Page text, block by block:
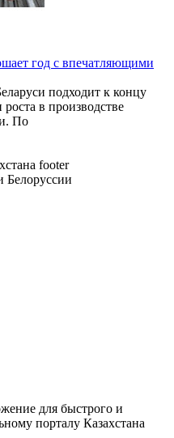
год с впечатляющими
подходит к концу
в производстве
По
Белоруссии
для быстрого и
порталу Казахстана